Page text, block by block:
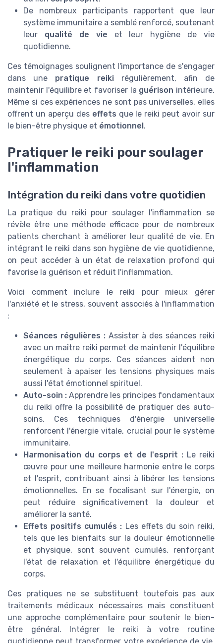
De nombreux participants rapportent que leur
système immunitaire a semblé renforcé, soutenant
leur qualité de vie et leur hygiène de vie
quotidienne.
Ces témoignages soulignent l'importance de s'engager
dans une pratique reikirégulièrement, afin de
maintenir l'équilibre et favoriser la guérison intérieure.
Même si ces expériences ne sont pas universelles, elles
offrent un aperçu des effets que le reiki peut avoir sur
le bien-être physique et émotionnel.
Pratiquer le reiki pour soulager
l'inflammation
Intégration du reiki dans votre quotidien
La pratique du reiki pour soulager l'inflammation se
révèle être une méthode efficace pour de nombreux
patients cherchant à améliorer leur qualité de vie. En
intégrant le reiki dans son hygiène de vie quotidienne,
on peut accéder à un état de relaxation profond qui
favorise la guérison et réduit l'inflammation.
Voici comment inclure le reiki pour mieux gérer
l'anxiété et le stress, souvent associés à l'inflammation
:
Séances régulières : Assister à des séances reiki
avec un maître reiki permet de maintenir l'équilibre
énergétique du corps. Ces séances aident non
seulement à apaiser les tensions physiques mais
aussi l'état émotionnel spirituel.
Auto-soin : Apprendre les principes fondamentaux
du reiki offre la possibilité de pratiquer des auto-
soins. Ces techniques d'énergie universelle
renforcent l'énergie vitale, crucial pour le système
immunitaire.
Harmonisation du corps et de l'esprit :Le reiki
œuvre pour une meilleure harmonie entre le corps
et l'esprit, contribuant ainsi à libérer les tensions
émotionnelles. En se focalisant sur l'énergie, on
peut réduire significativement la douleur et
améliorer la santé.
Effets positifs cumulés : Les effets du soin reiki,
tels que les bienfaits sur la douleur émotionnelle
et physique, sont souvent cumulés, renforçant
l'état de relaxation et l'équilibre énergétique du
corps.
Ces pratiques ne se substituent toutefois pas aux
traitements médicaux nécessaires mais constituent
une approche complémentaire pour soutenir le bien-
être général. Intégrer le reiki à votre routine